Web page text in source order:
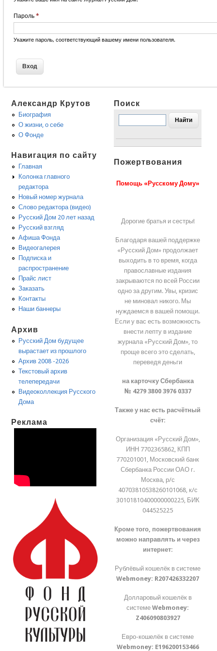
Пароль *
Укажите пароль, соответствующий вашему имени пользователя.
Александр Крутов
Биография
О жизни, о себе
О Фонде
Навигация по сайту
Главная
Колонка главного
редактора
Новый номер журнала
Слово редактора (видео)
Русский Дом 20 лет назад
Русский взгляд
Афиша Фонда
Видеогалерея
Подписка и
распространение
Прайс лист
Заказать
Контакты
Наши баннеры
Архив
Русский Дом будущее
вырастает из прошлого
Архив 2008 -2026
Текстовый архив
телепередачи
Видеоколлекция Русского
Дома
Реклама
Поиск
Пожертвования
Помощь «Русскому Дому»
Дорогие братья и сестры!
Благодаря вашей поддержке
«Русский Дом» продолжает
выходить в то время, когда
православные издания
закрываются по всей России
одно за другим. Увы, кризис
не миновал никого. Мы
нуждаемся в вашей помощи.
Если у вас есть возможность
внести лепту в издание
журнала «Русский Дом», то
проще всего это сделать,
переведя деньги
на карточку Сбербанка
№ 4279 3800 3976 0337
Также у нас есть расчётный
счёт:
Организация «Русский Дом»,
ИНН 7702365862, КПП
770201001, Московский банк
Сбербанка России ОАО г.
Москва, р/с
40703810538260101068, к/с
30101810400000000225, БИК
044525225
Кроме того, пожертвования
можно направлять и через
интернет:
Рублёвый кошелёк в системе
Webmoney: R207426332207
Долларовый кошелёк в
системеWebmoney:
Z406090803927
Евро-кошелёк в системе
Webmoney: E196200153466